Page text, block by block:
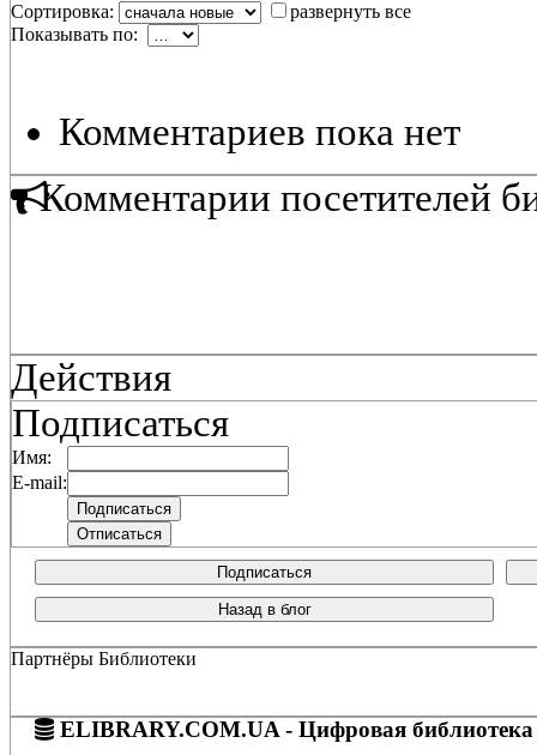
Сортировка:
развернуть все
Показывать по:
Комментариев пока нет
Комментарии посетителей
Действия
Подписаться
Имя:
E-mail:
Подписаться
Назад в блог
Партнёры Библиотеки
ELIBRARY.COM.UA - Цифровая библиотека